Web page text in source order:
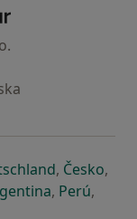
Hlavní stránka
záložce
v nové záložce
se otevře v
, Českose
,
nové záložce
v nové
se otevře v
, Perúse
,